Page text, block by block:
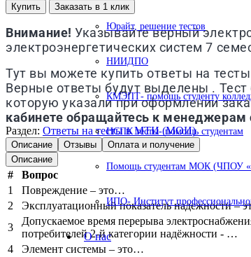
Юрайт, решение тестов
НИИДПО
КМЭПТ- помощь студенту
НСПК тесты- помощь студентам
Помощь студентам МОК (ЧПОУ
ИПО- Институт
О нас
Купить Заказать в 1 клик
Внимание! Указывайте верный
электроэнергетических систем 7
Тут вы можете купить ответы на тесты
Верные ответы будут выделены . Тест
которую указали при оформлении
кабинете обращайтесь к
Раздел: Ответы на тесты в МТИ (МОИ)
Описание Отзывы
Оплата и получение
Описание
#
Вопрос
1
Повреждение – это…
2
Эксплуатационный показатель надежности –
3
Допускаемое время перерыва
потребителей 2-й категории надёжности - …
4
Элемент системы – это…